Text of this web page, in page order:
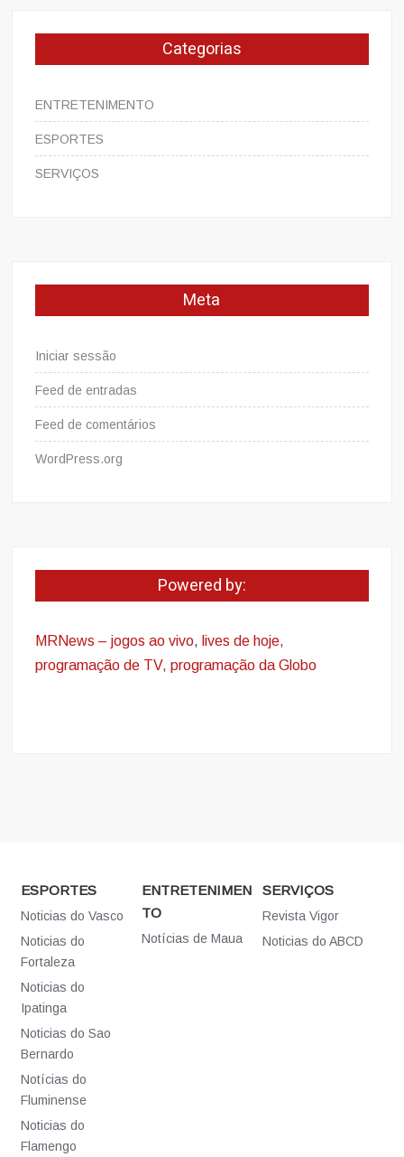
Categorias
ENTRETENIMENTO
ESPORTES
SERVIÇOS
Meta
Iniciar sessão
Feed de entradas
Feed de comentários
WordPress.org
Powered by:
MRNews – jogos ao vivo, lives de hoje,
programação de TV, programação da Globo
ESPORTES
Noticias do Vasco
Noticias do
Fortaleza
Noticias do
Ipatinga
Noticias do Sao
Bernardo
Notícias do
Fluminense
Noticias do
Flamengo
ENTRETENIMEN
TO
Notícias de Maua
SERVIÇOS
Revista Vigor
Noticias do ABCD